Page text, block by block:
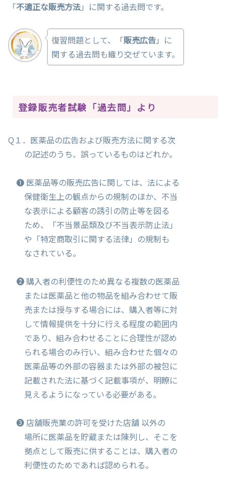
「不適正な販売方法」に関する過去問です。
復習問題として、「販売広告」に
関する過去問も織り交ぜています。
登録販売者試験「過去問」より
Q１．医薬品の広告および販売方法に関する次
の記述のうち、誤っているものはどれか。
❶ 医薬品等の販売広告に関しては、法による
保健衛生上の観点からの規制のほか、不当
な表示による顧客の誘引の防止等を図る
ため、「不当景品類及び不当表示防止法」
や「特定商取引に関する法律」の規制も
なされている。
❷ 購入者の利便性のため異なる複数の医薬品
または医薬品と他の物品を組み合わせて販
売または授与する場合には、購入者等に対
して情報提供を十分に行える程度の範囲内
であり、組み合わせることに合理性が認め
られる場合のみ行い、組み合わせた個々の
医薬品等の外部の容器または外部の被包に
記載された法に基づく記載事項が、明瞭に
見えるようになっている必要がある。
❸ 店舗販売業の許可を受けた店舗 以外の
場所に医薬品を貯蔵または陳列し、そこを
拠点として販売に供することは、購入者の
利便性のためであれば認められる。